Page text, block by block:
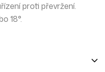
proti převržení.
18°.